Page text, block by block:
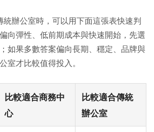
統辦公室時，可以用下面這張表快速判
向彈性、低前期成本與快速開始，先選
如果多數答案偏向長期、穩定、品牌與
室才比較值得投入。
比較適合商務中
心
比較適合傳統
辦公室